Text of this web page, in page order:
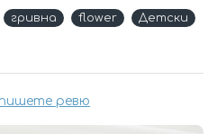
ревю
гривна flower
Детски